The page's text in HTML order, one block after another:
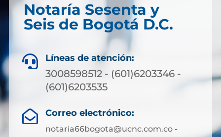
Notaría Sesenta y
Seis de Bogotá D.C.
 Líneas de atención:
3008598512 - (601)6203346 -
(601)6203535
 Correo electrónico:
notaria66bogota@ucnc.com.co -